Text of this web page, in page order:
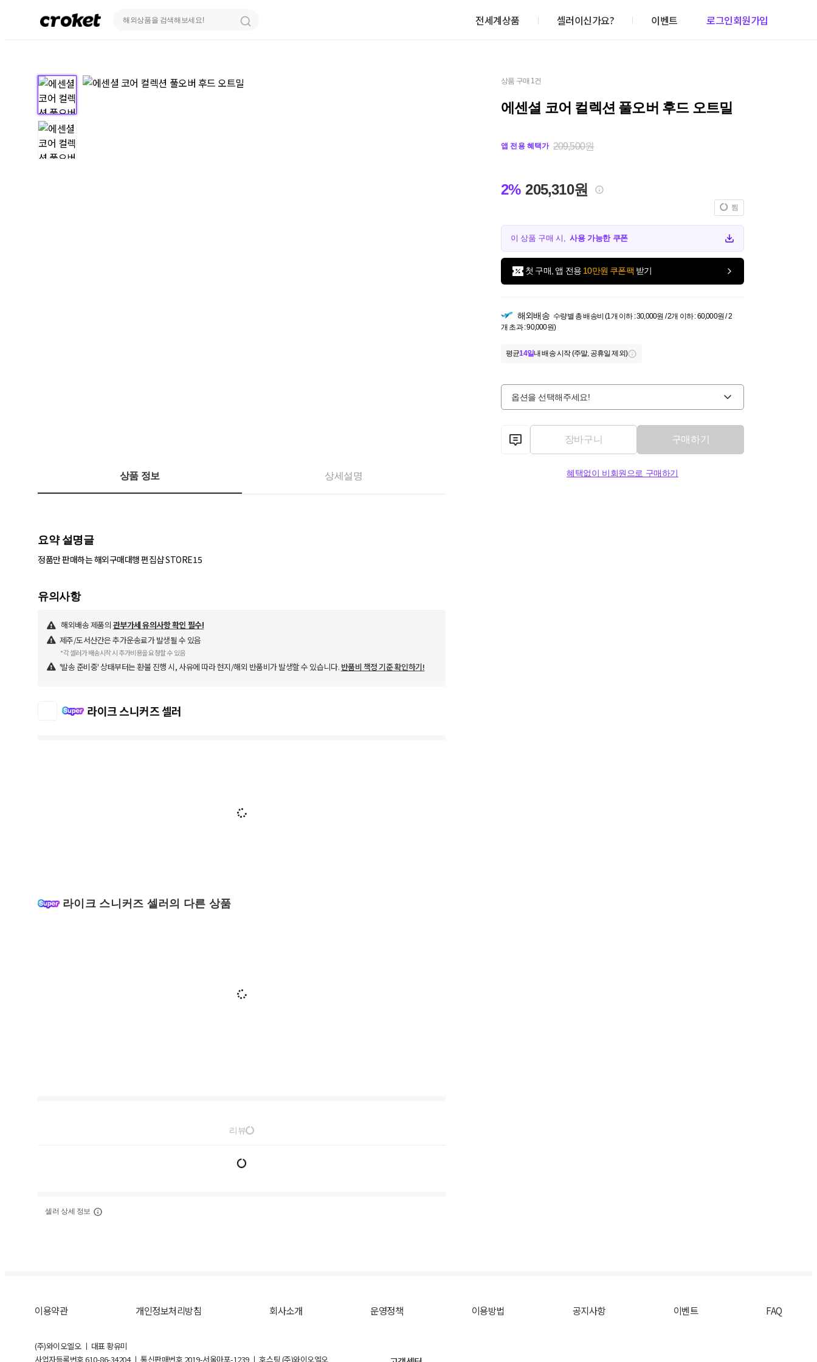
전세계상품 셀러이신가요? 이벤트 로그인회원가입
상품 구매 1건
에센셜 코어 컬렉션 풀오버 후드 오트밀
앱 전용 혜택가 209,500원
2% 205,310원
찜
이 상품 구매 시,사용 가능한 쿠폰
첫 구매, 앱 전용 10만원 쿠폰팩 받기
해외배송 수량별 총 배송비 (1개 이하 : 30,000원 / 2개 이하 : 60,000원 / 2
개 초과 : 90,000원)
평균14일내 배송 시작 (주말, 공휴일 제외)
옵션을 선택해주세요!
장바구니 구매하기
혜택없이 비회원으로 구매하기
상품 정보 상세설명
요약 설명글
정품만 판매하는 해외구매대행 편집샵 STORE15
유의사항
해외배송 제품의 관부가세 유의사항 확인 필수!
제주/도서산간은 추가운송료가 발생될 수 있음
*각 셀러가 배송시작 시 추가비용을 요청할 수 있음
'발송 준비중' 상태부터는 환불 진행 시, 사유에 따라 현지/해외 반품비가 발생할 수 있습니다. 반품비 책정 기준 확인하기!
라이크 스니커즈 셀러
라이크 스니커즈 셀러의 다른 상품
리뷰
셀러 상세 정보
이용약관 개인정보처리방침 회사소개 운영정책 이용방법 공지사항 이벤트 FAQ
(주)와이오엘오 ㅣ 대표 황유미
사업자등록번호610-86-34204ㅣ 통신판매번호 2019-서울마포-1239 ㅣ 호스팅 (주)와이오엘오